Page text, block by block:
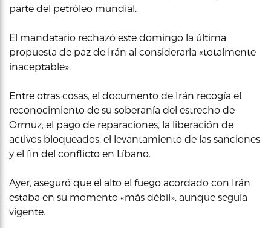
parte del petróleo mundial.
El mandatario rechazó este domingo la última
propuesta de paz de Irán al considerarla «totalmente
inaceptable».
Entre otras cosas, el documento de Irán recogía el
reconocimiento de su soberanía del estrecho de
Ormuz, el pago de reparaciones, la liberación de
activos bloqueados, el levantamiento de las sanciones
y el fin del conflicto en Líbano.
Ayer, aseguró que el alto el fuego acordado con Irán
estaba en su momento «más débil», aunque seguía
vigente.